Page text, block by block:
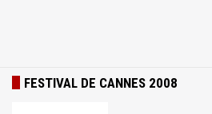
FESTIVAL DE CANNES 2008